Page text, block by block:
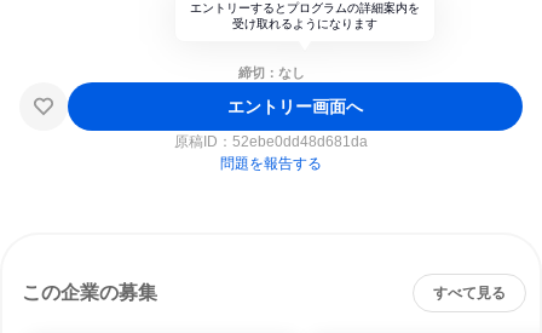
エントリーするとプログラムの詳細案内を
受け取れるようになります
締切：なし
エントリー画面へ
原稿ID： 52ebe0dd48d681da
問題を報告する
この企業の募集 すべて見る